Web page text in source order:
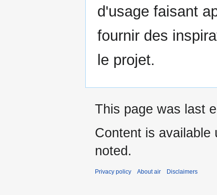
d'usage faisant
fournir des
le projet.
This page was last
Content is available
noted.
Privacy policy About air Disclaimers